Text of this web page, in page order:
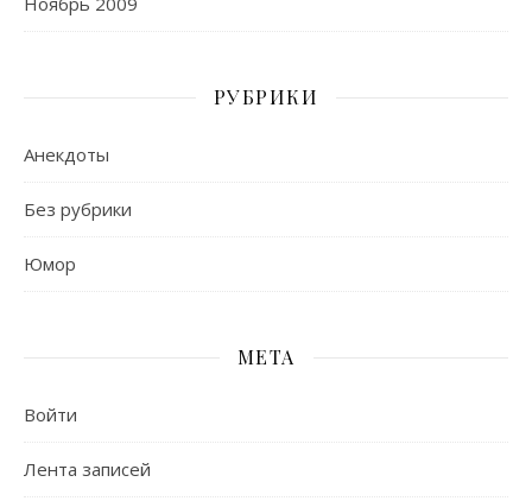
РУБРИКИ
Анекдоты
Без рубрики
Юмор
МЕТА
Войти
Лента записей